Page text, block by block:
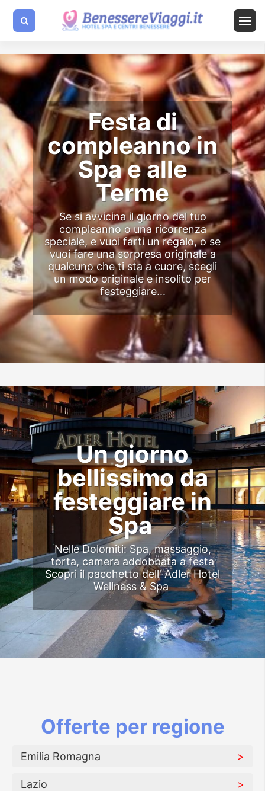
Festa di
compleanno in
Spa e alle
Terme
Se si avvicina il giorno del tuo
compleanno o una ricorrenza
speciale, e vuoi farti un regalo, o se
vuoi fare una sorpresa originale a
qualcuno che ti sta a cuore, scegli
un modo originale e insolito per
festeggiare...
Un giorno
bellissimo da
festeggiare in
Spa
Nelle Dolomiti: Spa, massaggio,
torta, camera addobbata a festa
Scopri il pacchetto dell' Adler Hotel
Wellness & Spa
Offerte per regione
Emilia Romagna
Lazio